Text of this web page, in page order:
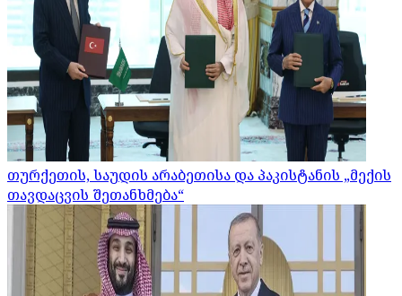
თურქეთის, საუდის არაბეთისა და პაკისტანის „მექის
თავდაცვის შეთანხმება“